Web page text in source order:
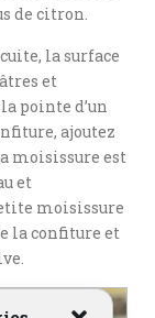
de citron.
la surface
et
pointe d’un
ajoutez
moisissure est
et
moisissure
la confiture et